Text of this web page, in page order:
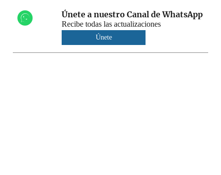
Únete a nuestro Canal de WhatsApp
Recibe todas las actualizaciones
Únete